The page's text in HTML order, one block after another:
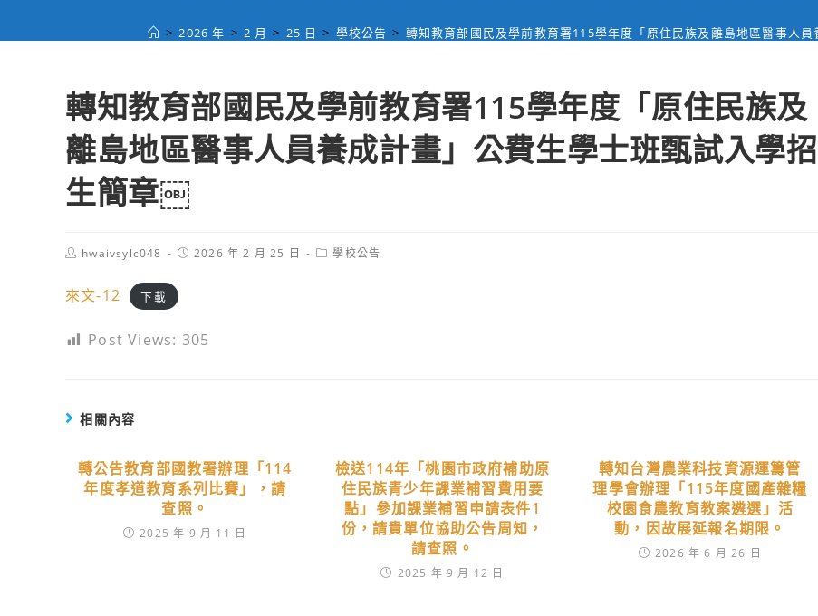
> 2026 年 > 2 月 > 25 日 > 學校公告 > 轉知教育部國民及學前教育署115學年度「原住民族及離島地區醫事人
轉知教育部國民及學前教育署115學年度「原住民族及
離島地區醫事人員養成計畫」公費生學士班甄試入學招
生簡章￼
Posthwaivsylc048
Post2026 年 2 月 25 日
Post學校公告
來文-12 下載
Post Views: 305
相關內容
轉公告教育部國教署辦理「114
年度孝道教育系列比賽」，請
查照。
2025 年 9 月 11 日
檢送114年「桃園市政府補助原
住民族青少年課業補習費用要
點」參加課業補習申請表件1
份，請貴單位協助公告周知，
請查照。
2025 年 9 月 12 日
轉知台灣農業科技資源運籌管
理學會辦理「115年度國產雜糧
校園食農教育教案遴選」活
動，因故展延報名期限。
2026 年 6 月 26 日